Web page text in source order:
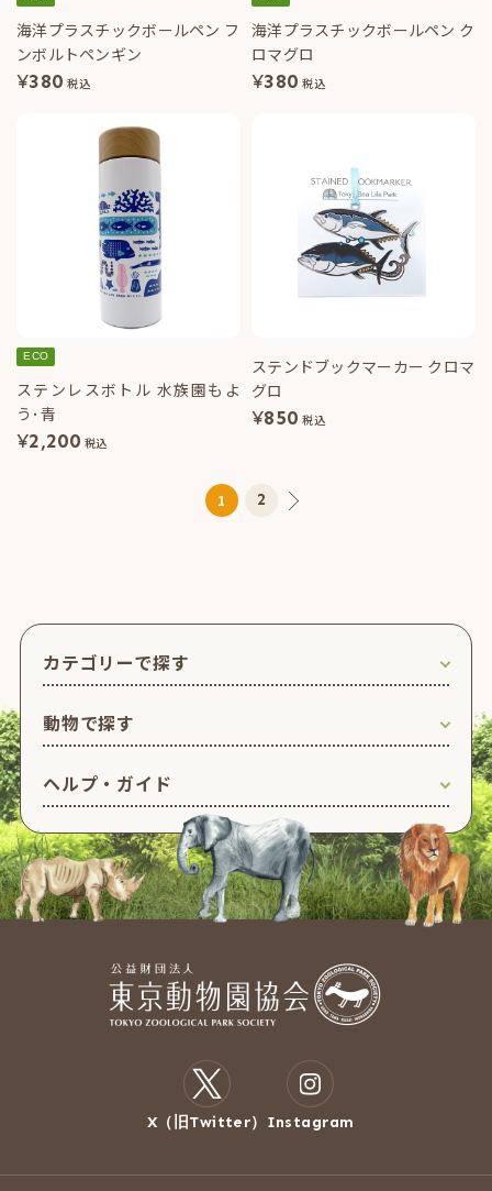
海洋プラスチックボールペン フ
ンボルトペンギン
¥380 税込
海洋プラスチックボールペン ク
ロマグロ
¥380 税込
ECO
ステンレスボトル 水族園もよ
う･青
¥2,200 税込
ステンドブックマーカー クロマ
グロ
¥850 税込
1 2
カテゴリーで探す
動物で探す
ヘルプ・ガイド
X（旧Twitter） Instagram